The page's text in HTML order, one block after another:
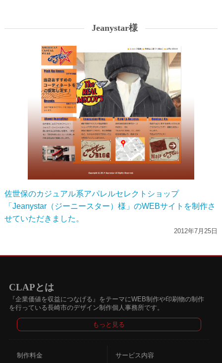
Jeanystar様
佐世保のカジュアル系アパレルセレクトショップ
「Jeanystar（ジーニースター）様」のWEBサイトを制作さ
せていただきました。
2012年7月25日
CLAPとは
『企業価値を収益につなげる』をテーマにWEB制作や印刷物の制作
を行っている長崎市のデザイン制作個人事務所です。
もっと見る
制作料金 サービス内容